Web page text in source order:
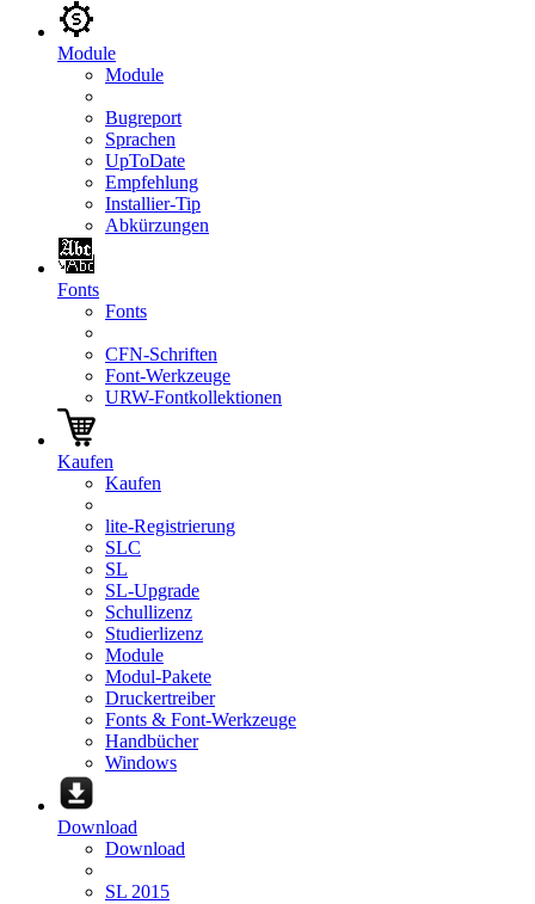
Module
Module
Bugreport
Sprachen
UpToDate
Empfehlung
Installier-Tip
Abkürzungen
Fonts
Fonts
CFN-Schriften
Font-Werkzeuge
URW-Fontkollektionen
Kaufen
Kaufen
lite-Registrierung
SLC
SL
SL-Upgrade
Schullizenz
Studierlizenz
Module
Modul-Pakete
Druckertreiber
Fonts & Font-Werkzeuge
Handbücher
Windows
Download
Download
SL 2015